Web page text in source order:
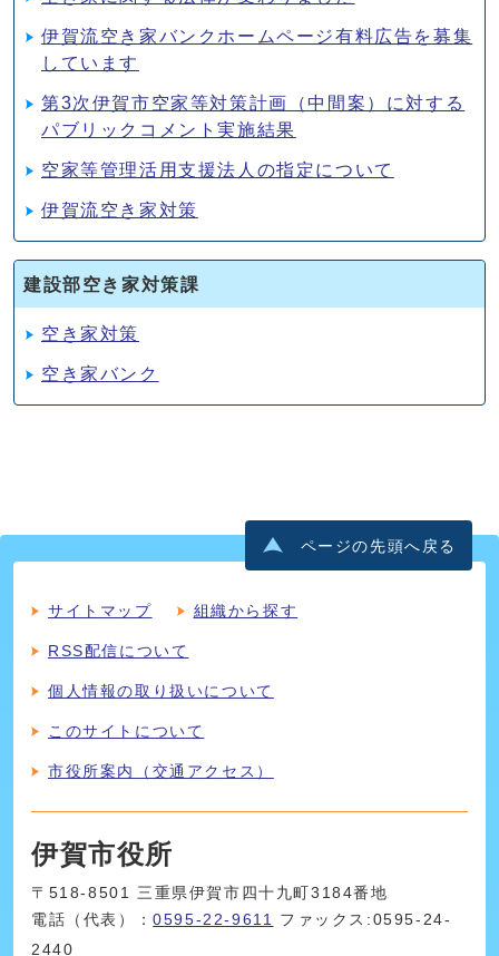
伊賀流空き家バンクホームページ有料広告を募集
しています
第3次伊賀市空家等対策計画（中間案）に対する
パブリックコメント実施結果
空家等管理活用支援法人の指定について
伊賀流空き家対策
建設部空き家対策課
空き家対策
空き家バンク
ページの先頭へ戻る
サイトマップ 組織から探す
RSS配信について
個人情報の取り扱いについて
このサイトについて
市役所案内（交通アクセス）
伊賀市役所
〒518-8501 三重県伊賀市四十九町3184番地
電話（代表）：0595-22-9611
ファックス:0595-24-
2440